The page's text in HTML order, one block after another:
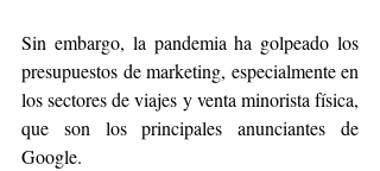
Sin embargo, la pandemia ha golpeado los
presupuestos de marketing, especialmente en
los sectores de viajes y venta minorista física,
que son los principales anunciantes de
Google.